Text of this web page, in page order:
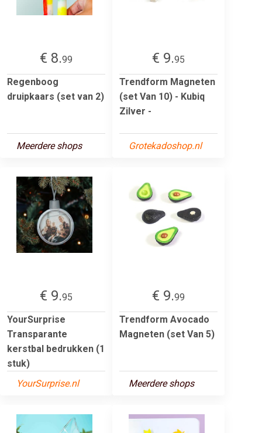
€ 8.99
Regenboog
druipkaars (set van 2)
Meerdere shops
€ 9.95
Trendform Magneten
(set Van 10) - Kubiq
Zilver -
Grotekadoshop.nl
€ 9.95
YourSurprise
Transparante
kerstbal bedrukken (1
stuk)
YourSurprise.nl
€ 9.99
Trendform Avocado
Magneten (set Van 5)
Meerdere shops